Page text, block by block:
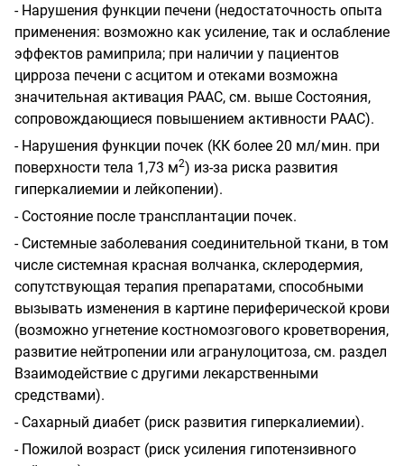
- Нарушения функции печени (недостаточность опыта
применения: возможно как усиление, так и ослабление
эффектов рамиприла; при наличии у пациентов
цирроза печени с асцитом и отеками возможна
значительная активация РААС, см. выше Состояния,
сопровождающиеся повышением активности РААС).
- Нарушения функции почек (КК более 20 мл/мин. при
поверхности тела 1,73 м2) из-за риска развития
гиперкалиемии и лейкопении).
- Состояние после трансплантации почек.
- Системные заболевания соединительной ткани, в том
числе системная красная волчанка, склеродермия,
сопутствующая терапия препаратами, способными
вызывать изменения в картине периферической крови
(возможно угнетение костномозгового кроветворения,
развитие нейтропении или агранулоцитоза, см. раздел
Взаимодействие с другими лекарственными
средствами).
- Сахарный диабет (риск развития гиперкалиемии).
- Пожилой возраст (риск усиления гипотензивного